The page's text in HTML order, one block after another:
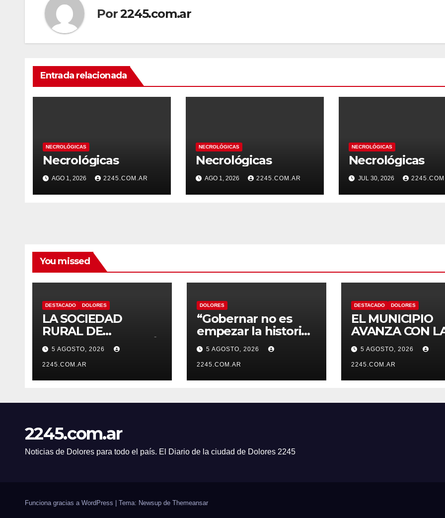
Por2245.com.ar
Entrada relacionada
NECROLÓGICAS
Necrológicas
AGO 1, 2026 2245.COM.AR
NECROLÓGICAS
Necrológicas
AGO 1, 2026 2245.COM.AR
NECROLÓGICAS
Necrológicas
JUL 30, 2026
You missed
DESTACADO DOLORES
LA SOCIEDAD
RURAL DE
DOLORES DESTACÓ
LOS TRABAJOS
HIDRÁULICOS
REALIZADOS EN EL
5 AGOSTO, 2026
2245.COM.AR
DOLORES
“Gobernar no es
empezar la historia
de nuevo”: la UCR
de Dolores rechazó
el cambio de
nombre del Estadio
5 AGOSTO, 2026
2245.COM.AR
DESTACADO DOLORES
EL MUNICIPIO
AVANZA CON
LIMPIEZA Y
DE DESAGÜES
5 AGOSTO, 2026
2245.COM.AR
2245.com.ar
Noticias de Dolores para todo el país. El Diario de la ciudad de Dolores 2245
Funciona gracias a WordPress Tema: Newsup de Themeansar